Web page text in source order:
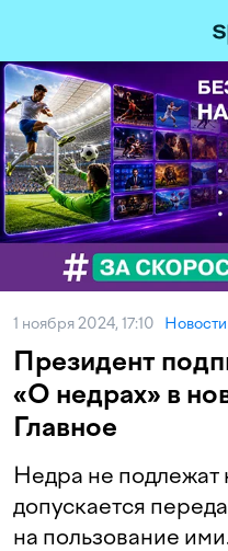
1 ноября 2024, 17:10 Новости
Президент
«О недрах» в
Главное
Недра не подлежат
допускается
на пользование